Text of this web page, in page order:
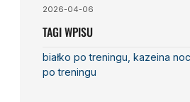
2026-04-06
TAGI WPISU
białko po treningu kazeina
po treningu